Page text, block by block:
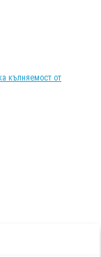
кълняемост от